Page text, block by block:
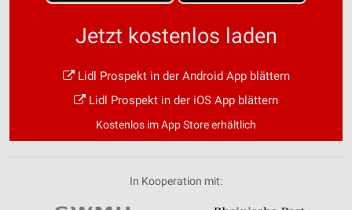
Jetzt kostenlos laden
Lidl Prospekt in der Android App blättern
Lidl Prospekt in der iOS App blättern
Kostenlos im App Store erhältlich
In Kooperation mit: